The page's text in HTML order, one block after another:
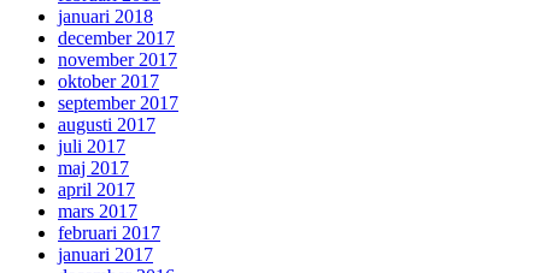
januari 2018
december 2017
november 2017
oktober 2017
september 2017
augusti 2017
juli 2017
maj 2017
april 2017
mars 2017
februari 2017
januari 2017